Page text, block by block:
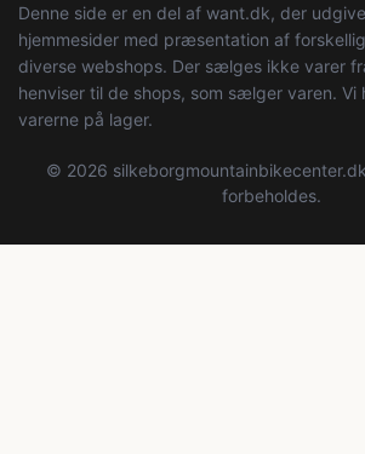
Denne side er en del af want.dk, der
hjemmesider med præsentation af
diverse webshops. Der sælges ikke varer
henviser til de shops, som sælger varen. Vi
varerne på lager.
© 2026
forbeholdes.